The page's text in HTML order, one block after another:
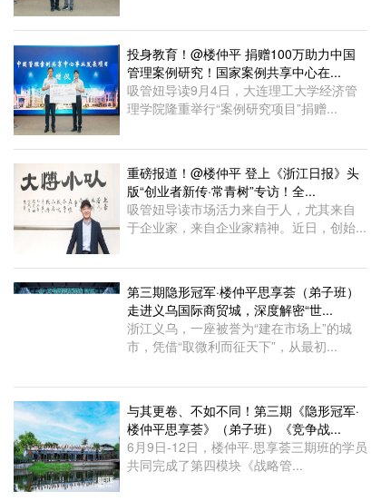
投身教育！@楼仲平 捐赠100万助力中国
管理案例研究！国家案例共享中心在...
吸管妞导读9月4日，大连理工大学经济管
理学院隆重举行“案例研究项目”捐赠...
重磅报道！@楼仲平 登上《浙江日报》头
版“创业者新传·常青树”专访！全...
吸管妞导读市场活力来自于人，尤其来自
于企业家，来自企业家精神。近日，创始...
第三期隐形冠军·楼仲平思享荟（弟子班）
走进义乌国际商贸城，深度解密“世...
浙江义乌，一座被誉为“建在市场上”的城
市，凭借“取微利而征天下”，从最初...
与其更卷、不如不同！第三期《隐形冠军·
楼仲平思享荟》（弟子班）《竞争战...
6月9日-12日，楼仲平·思享荟三期班的学员
共同完成了第四模块《战略管...